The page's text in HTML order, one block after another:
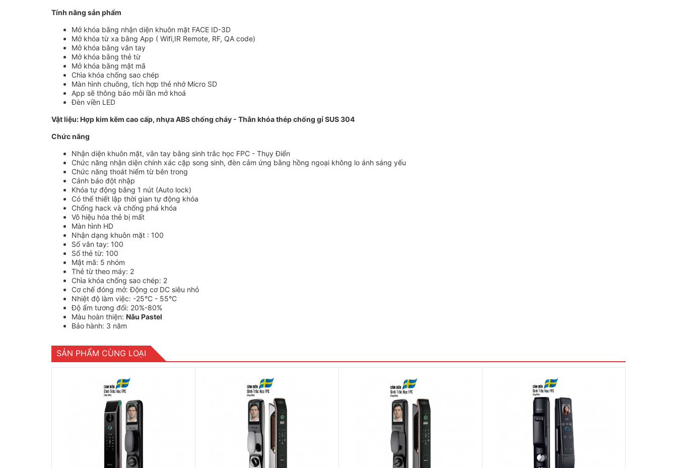
Tính năng sản phẩm
Mở khóa bằng nhận diện khuôn mặt FACE ID-3D
Mở khóa từ xa bằng App ( Wifi,IR Remote, RF, QA code)
Mở khóa bằng vân tay
Mở khóa bằng thẻ từ
Mở khóa bằng mật mã
Chìa khóa chống sao chép
Màn hình chuông, tích hợp thẻ nhớ Micro SD
App sẽ thông báo mỗi lần mở khoá
Đèn viền LED
Vật liệu: Hợp kim kẽm cao cấp, nhựa ABS chống cháy - Thân khóa thép chống gỉ SUS 304
Chức năng
Nhận diện khuôn mặt, vân tay bằng sinh trắc học FPC - Thụy Điển
Chức năng nhận diện chính xác cặp song sinh, đèn cảm ứng bằng hồng ngoại không lo ánh sáng yếu
Chức năng thoát hiểm từ bên trong
Cảnh báo đột nhập
Khóa tự động bằng 1 nút (Auto lock)
Có thể thiết lập thời gian tự động khóa
Chống hack và chống phá khóa
Vô hiệu hóa thẻ bị mất
Màn hình HD
Nhận dạng khuôn mặt : 100
Số vân tay: 100
Số thẻ từ: 100
Mật mã: 5 nhóm
Thẻ từ theo máy: 2
Chìa khóa chống sao chép: 2
Cơ chế đóng mở: Động cơ DC siêu nhỏ
Nhiệt độ làm việc: -25°C - 55°C
Độ ẩm tương đối: 20%-80%
Màu hoàn thiện: Nâu Pastel
Bảo hành: 3 năm
SẢN PHẨM CÙNG LOẠI